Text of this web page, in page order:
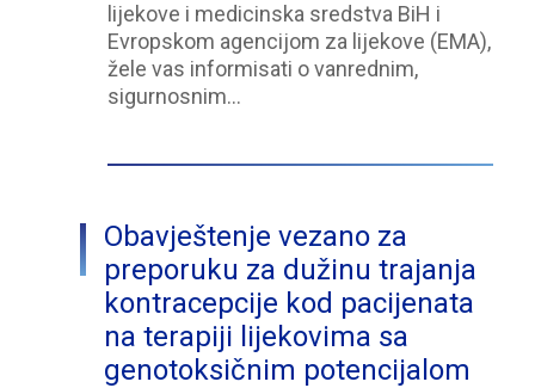
lijekove i medicinska sredstva BiH i
Evropskom agencijom za lijekove (EMA),
žele vas informisati o vanrednim,
sigurnosnim…
Obavještenje vezano za
preporuku za dužinu trajanja
kontracepcije kod pacijenata
na terapiji lijekovima sa
genotoksičnim potencijalom